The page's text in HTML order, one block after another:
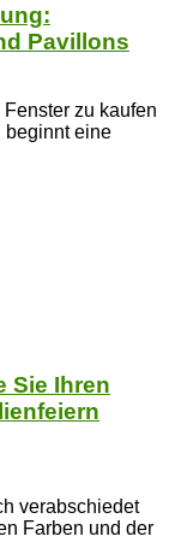
Pavillons
zu kaufen
beginnt eine
Sie Ihren
verabschiedet
Farben und der